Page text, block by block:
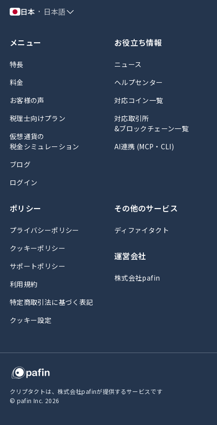
日本 日本語
メニュー
特長
料金
お客様の声
税理士向けプラン
仮想通貨の
税金シミュレーション
ブログ
ログイン
お役立ち情報
ニュース
ヘルプセンター
対応コイン一覧
対応取引所
&ブロックチェーン一覧
AI連携 (MCP・CLI)
ポリシー
プライバシーポリシー
クッキーポリシー
サポートポリシー
利用規約
特定商取引法に基づく表記
クッキー設定
その他のサービス
ディファイタクト
運営会社
株式会社pafin
クリプタクトは、株式会社pafinが提供するサービスです
© pafin Inc. 2026